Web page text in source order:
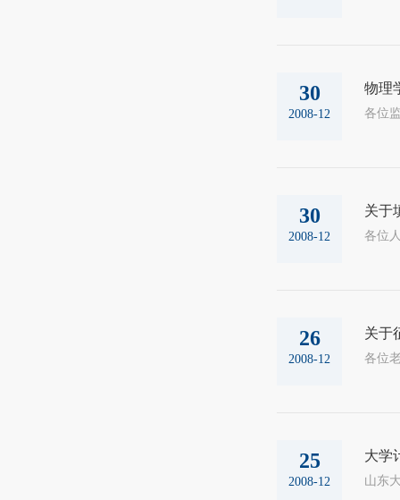
30
2008-12
物理
30
2008-12
关于
26
2008-12
关于
25
2008-12
大学
山东